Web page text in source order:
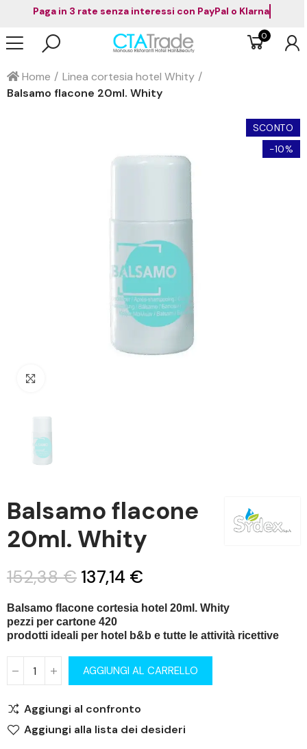
Paga in 3 rate senza interessi con PayPal o Klarna
0
Home
Linea cortesia hotel Whity
Balsamo flacone 20ml. Whity
SCONTO
-10%
Balsamo flacone
20ml. Whity
152,38 € 137,14 €
Balsamo flacone cortesia hotel 20ml. Whity
pezzi per cartone 420
prodotti ideali per hotel b&b e tutte le attività ricettive
AGGIUNGI AL CARRELLO
Aggiungi al confronto
Aggiungi alla lista dei desideri